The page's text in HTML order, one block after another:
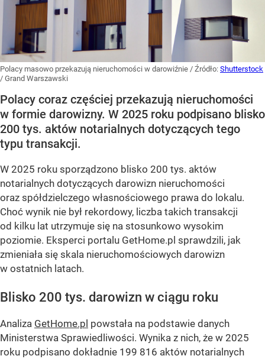
Polacy masowo przekazują nieruchomości w darowiźnie / Źródło: Shutterstock
/ Grand Warszawski
Polacy coraz częściej przekazują nieruchomości
w formie darowizny. W 2025 roku podpisano blisko
200 tys. aktów notarialnych dotyczących tego
typu transakcji.
W 2025 roku sporządzono blisko 200 tys. aktów
notarialnych dotyczących darowizn nieruchomości
oraz spółdzielczego własnościowego prawa do lokalu.
Choć wynik nie był rekordowy, liczba takich transakcji
od kilku lat utrzymuje się na stosunkowo wysokim
poziomie. Eksperci portalu GetHome.pl sprawdzili, jak
zmieniała się skala nieruchomościowych darowizn
w ostatnich latach.
Blisko 200 tys. darowizn w ciągu roku
Analiza GetHome.pl powstała na podstawie danych
Ministerstwa Sprawiedliwości. Wynika z nich, że w 2025
roku podpisano dokładnie 199 816 aktów notarialnych